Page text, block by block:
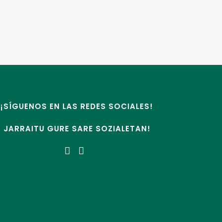
¡SÍGUENOS EN LAS REDES SOCIALES!
JARRAITU GURE SARE SOZIALETAN!